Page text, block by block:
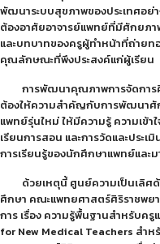
พัฒนาระบบสุขภาพของประเทศอย่
ต้องอาศัยอาจารย์แพทย์ที่มีศักยภ
และบทบาทของครูผู้ทำหน้าที่ถ่าย
คุณลักษณะที่พึงประสงค์แก่ผู้เรียน
การพัฒนาคุณภาพการจัดการ
ต้องให้ความสำคัญกับการพัฒนาศัก
แพทย์รุ่นใหม่ ให้มีความรู้ ความเข้
เรียนการสอน และการวัดและปร
การเรียนรู้ของนักศึกษาแพทย์และ
ด้วยเหตุนี้ ศูนย์ความเป็นเลิศด้
ศึกษา คณะแพทยศาสตร์ศิริราชพย
การ เรื่อง ความรู้พื้นฐานสำหรับค
for New Medical Teachers สำ